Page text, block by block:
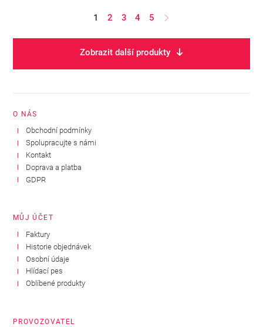
1 2 3 4 5
Zobrazit další produkty
O NÁS
Obchodní podmínky
Spolupracujte s námi
Kontakt
Doprava a platba
GDPR
MŮJ ÚČET
Faktury
Historie objednávek
Osobní údaje
Hlídací pes
Oblíbené produkty
PROVOZOVATEL